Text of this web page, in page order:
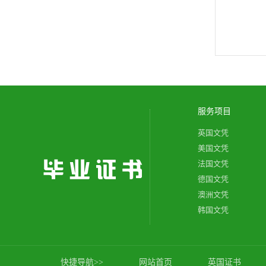
服务项目
英国文凭
美国文凭
法国文凭
德国文凭
澳洲文凭
韩国文凭
快捷导航>> 网站首页 英国证书